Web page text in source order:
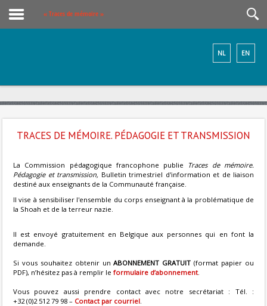
« Traces de mémoire »
EN
NL
TRACES DE MÉMOIRE. PÉDAGOGIE ET TRANSMISSION
La Commission pédagogique francophone publie
Traces de mémoire.
Pédagogie et transmission, Bulletin trimestriel d'information et de liaison
destiné aux enseignants de la Communauté française.
Il vise à sensibiliser l'ensemble du corps enseignant à la problématique de
la Shoah et de la terreur nazie.
Il est envoyé gratuitement en Belgique aux personnes qui en font la
demande.
Si vous souhaitez obtenir unABONNEMENT GRATUIT (format papier ou
PDF), n’hésitez pas à remplir le formulaire d’abonnement.
Vous pouvez aussi prendre contact avec notre secrétariat : Tél. :
+32 (0)2 512 79 98 – Contact par courriel.